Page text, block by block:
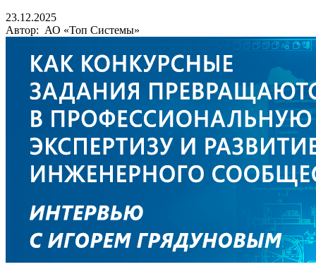
23.12.2025
Автор: АО «Топ Системы»